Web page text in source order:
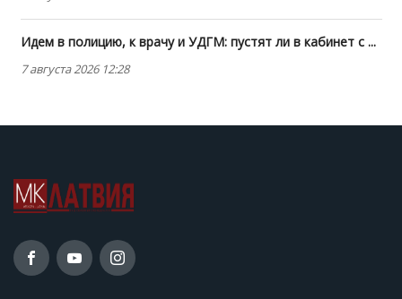
Идем в полицию, к врачу и УДГМ: пустят ли в кабинет с ...
7 августа 2026 12:28